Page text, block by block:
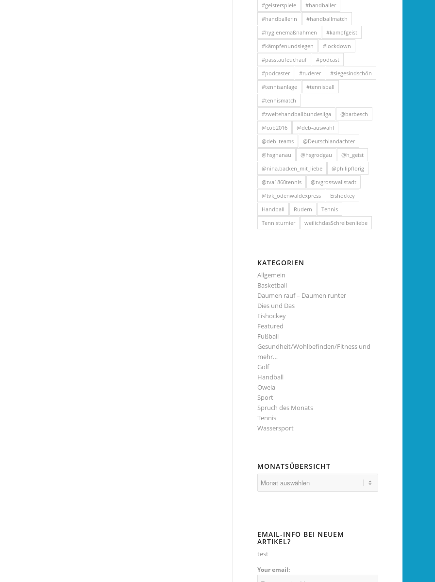
#geisterspiele
#handballer
#handballerin
#handballmatch
#hygienemaßnahmen
#kampfgeist
#kämpfenundsiegen
#lockdown
#passtaufeuchauf
#podcast
#podcaster
#ruderer
#siegesindschön
#tennisanlage
#tennisball
#tennismatch
#zweitehandballbundesliga
@barbesch
@cob2016
@deb-auswahl
@deb_teams
@Deutschlandachter
@hsghanau
@hsgrodgau
@h_geist
@nina.backen_mit_liebe
@philipflorig
@tva1860tennis
@tvgrosswallstadt
@tvk_odenwaldexpress
Eishockey
Handball
Rudern
Tennis
Tennisturnier
weilichdasSchreibenliebe
KATEGORIEN
Allgemein
Basketball
Daumen rauf – Daumen runter
Dies und Das
Eishockey
Featured
Fußball
Gesundheit/Wohlbefinden/Fitness und
mehr…
Golf
Handball
Oweia
Sport
Spruch des Monats
Tennis
Wassersport
MONATSÜBERSICHT
EMAIL-INFO BEI NEUEM
ARTIKEL?
test
Your email: